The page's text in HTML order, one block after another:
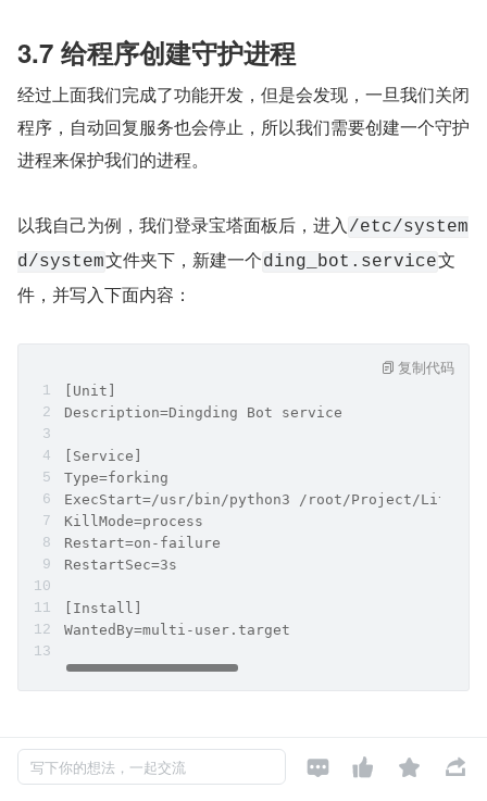
3.7 给程序创建守护进程
经过上面我们完成了功能开发，但是会发现，一旦我们关闭
程序，自动回复服务也会停止，所以我们需要创建一个守护
进程来保护我们的进程。
以我自己为例，我们登录宝塔面板后，进入 /etc/system
d/system文件夹下，新建一个ding_bot.service文
件，并写入下面内容：
[Unit]
Description=Dingding Bot service
[Service]
Type=forking
ExecStart=/usr/bin/python3 /root/Project/
KillMode=process
Restart=on-failure
RestartSec=3s
[Install]
WantedBy=multi-user.target
复制代码
保存好文件后，我们直接终端内执行下面指令即可开启进程
守护，运行后会进入守护进程状态，我们可以按 ctrl+c 退
写下你的想法，一起交流    